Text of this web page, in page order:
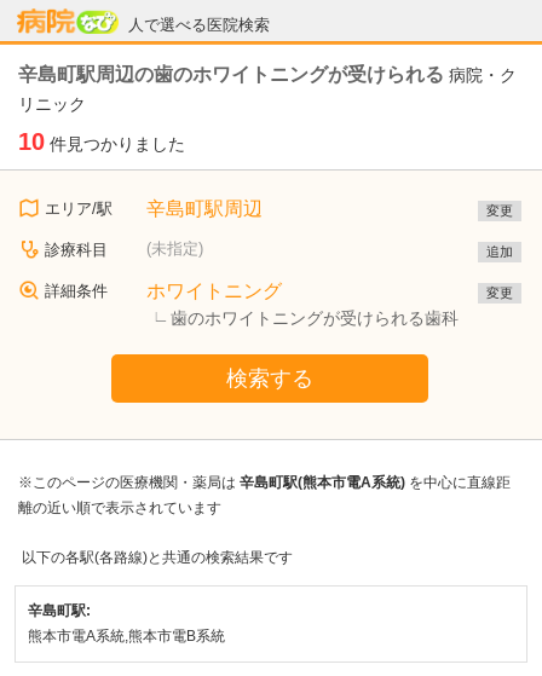
人で選べる医院検索
病院なび
辛島町駅周辺の歯のホワイトニングが受けられる 病院・ク
リニック
10 件見つかりました
エリア/駅 辛島町駅周辺 変更
診療科目 (未指定) 追加
詳細条件 ホワイトニング
歯のホワイトニングが受けられる歯科
変更
検索する
※このページの医療機関・薬局は 辛島町駅(熊本市電A系統) を中心に直線距
離の近い順で表示されています
以下の各駅(各路線)と共通の検索結果です
辛島町駅:
熊本市電A系統,熊本市電B系統